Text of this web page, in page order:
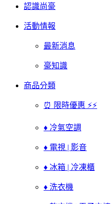
認識尚豪
活動情報
最新消息
豪知識
商品分類
⏰ 限時優惠 ⚡⚡
♦ 冷氣空調
♦ 電視 | 影音
♦ 冰箱 | 冷凍櫃
♦ 洗衣機